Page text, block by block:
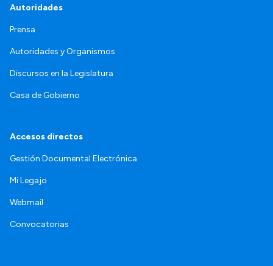
Autoridades
Prensa
Autoridades y Organismos
Discursos en la Legislatura
Casa de Gobierno
Accesos directos
Gestión Documental Electrónica
Mi Legajo
Webmail
Convocatorias